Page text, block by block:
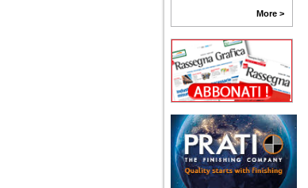
package printing alle
applicazioni industriali, fino
Una...
Platinum Technologies
presenta SIGNATURE
Flatbed
sviluppo e analisi
approfondita delle reali
esigenze produttive del
mercato, Platinum
Technologies, centro
europeo di ricerca e...
More >